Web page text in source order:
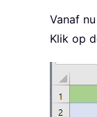
Vanaf
Klik op